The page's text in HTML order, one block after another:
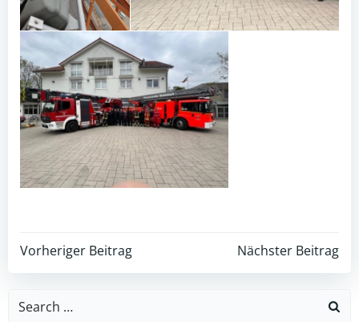
Post
navigation
Vorheriger Beitrag
Post
navigation
Nächster Beitrag
Search